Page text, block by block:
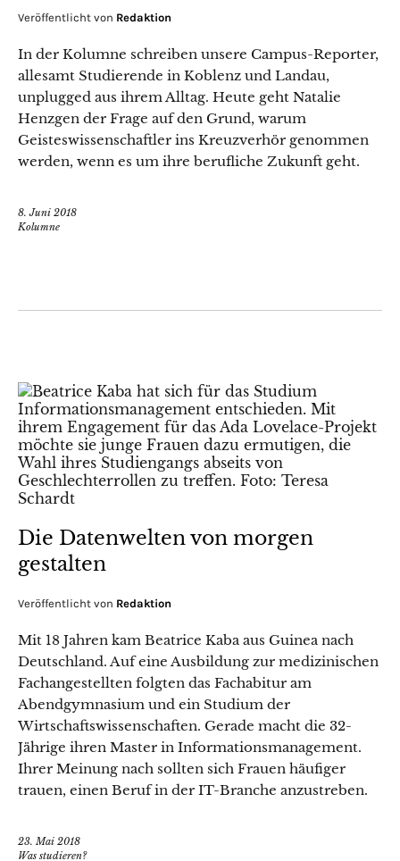
Veröffentlicht von Redaktion
In der Kolumne schreiben unsere Campus-Reporter,
allesamt Studierende in Koblenz und Landau,
unplugged aus ihrem Alltag. Heute geht Natalie
Henzgen der Frage auf den Grund, warum
Geisteswissenschaftler ins Kreuzverhör genommen
werden, wenn es um ihre berufliche Zukunft geht.
8. Juni 2018
Kolumne
Die Datenwelten von morgen
gestalten
Veröffentlicht von Redaktion
Mit 18 Jahren kam Beatrice Kaba aus Guinea nach
Deutschland. Auf eine Ausbildung zur medizinischen
Fachangestellten folgten das Fachabitur am
Abendgymnasium und ein Studium der
Wirtschaftswissenschaften. Gerade macht die 32-
Jährige ihren Master in Informationsmanagement.
Ihrer Meinung nach sollten sich Frauen häufiger
trauen, einen Beruf in der IT-Branche anzustreben.
23. Mai 2018
Was studieren?